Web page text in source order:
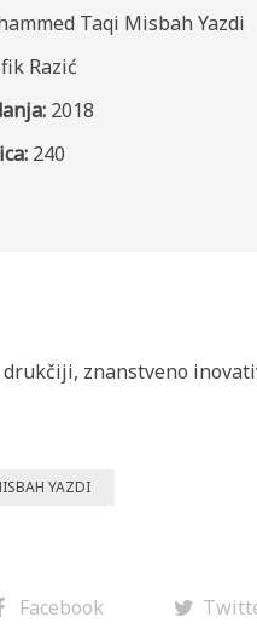
Taqi Misbah Yazdi
Razić
2018
240
znanstveno
YAZDI
Facebook